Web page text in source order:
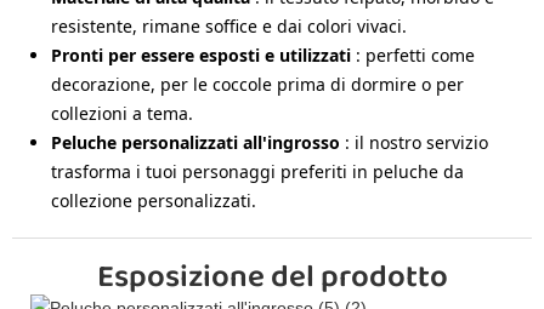
resistente, rimane soffice e dai colori vivaci.
Pronti per essere esposti e utilizzati: perfetti come
decorazione, per le coccole prima di dormire o per
collezioni a tema.
Peluche personalizzati all'ingrosso : il nostro servizio
trasforma i tuoi personaggi preferiti in peluche da
collezione personalizzati.
Esposizione del prodotto